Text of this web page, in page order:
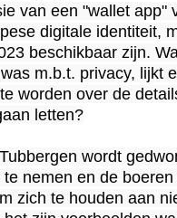
van een "wallet app"
digitale identiteit,
beschikbaar zijn.
m.b.t. privacy, lijkt
worden over de
letten?
wordt
nemen en de
zich te houden aan